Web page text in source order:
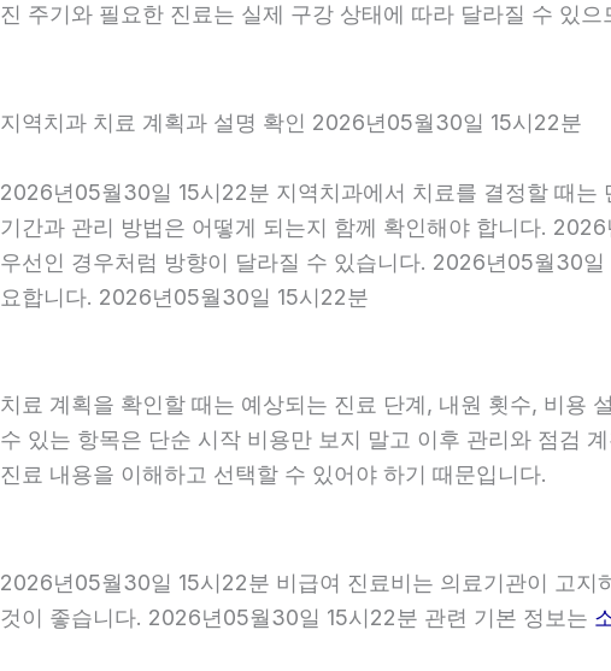
진 주기와 필요한 진료는 실제 구강 상태에 따라 달라질 수 있
지역치과 치료 계획과 설명 확인 2026년05월30일 15시22분
2026년05월30일 15시22분 지역치과에서 치료를 결정할 때는
기간과 관리 방법은 어떻게 되는지 함께 확인해야 합니다.
우선인 경우처럼 방향이 달라질 수 있습니다. 2026년05월30
요합니다. 2026년05월30일 15시22분
치료 계획을 확인할 때는 예상되는 진료 단계, 내원 횟수, 비용
수 있는 항목은 단순 시작 비용만 보지 말고 이후 관리와 점검
진료 내용을 이해하고 선택할 수 있어야 하기 때문입니다.
2026년05월30일 15시22분 비급여 진료비는 의료기관이 고지
것이 좋습니다. 2026년05월30일 15시22분 관련 기본 정보는